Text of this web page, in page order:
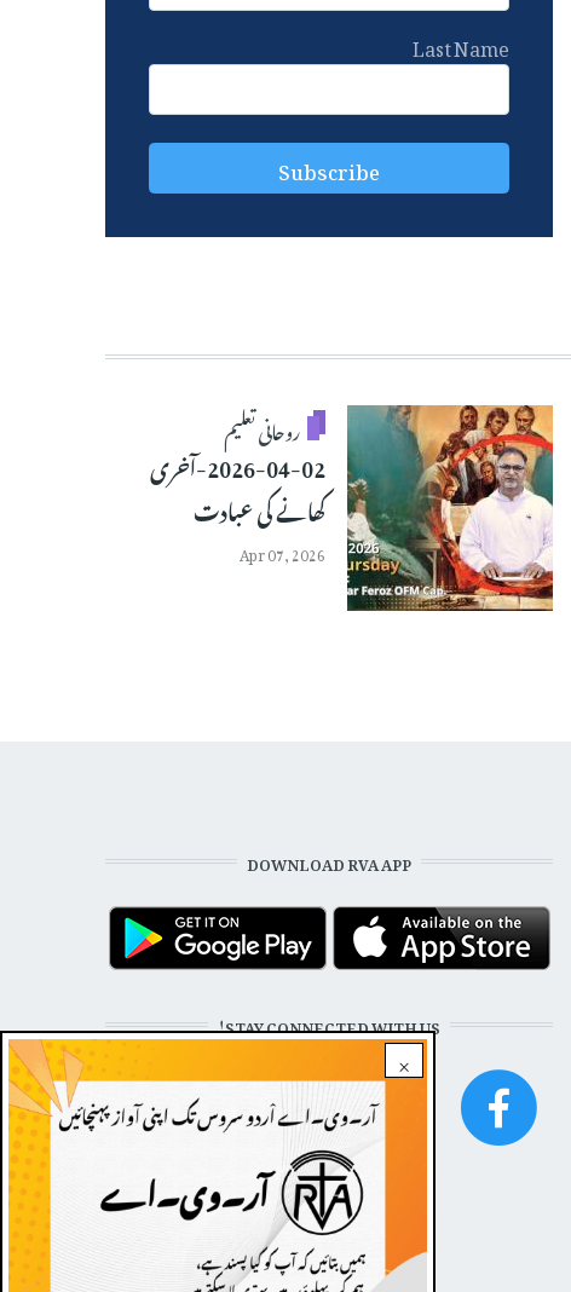
Last Name
روحانی تعلیم
2026-04-02-آخری
کھانے کی عبادت
Apr 07, 2026
×
DOWNLOAD RVA APP
STAY CONNECTED WITH US!